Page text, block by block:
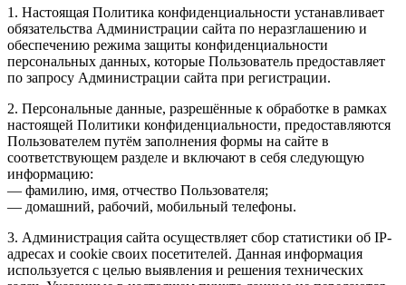
1. Настоящая Политика конфиденциальности устанавливает
обязательства Администрации сайта по неразглашению и
обеспечению режима защиты конфиденциальности
персональных данных, которые Пользователь предоставляет
по запросу Администрации сайта при регистрации.
2. Персональные данные, разрешённые к обработке в рамках
настоящей Политики конфиденциальности, предоставляются
Пользователем путём заполнения формы на сайте в
соответствующем разделе и включают в себя следующую
информацию:
— фамилию, имя, отчество Пользователя;
— домашний, рабочий, мобильный телефоны.
3. Администрация сайта осуществляет сбор статистики об IP-
адресах и cookie своих посетителей. Данная информация
используется с целью выявления и решения технических